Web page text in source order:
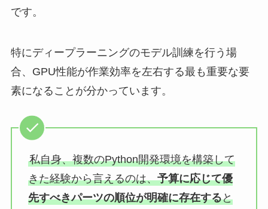
です。
特にディープラーニングのモデル訓練を行う場
合、GPU性能が作業効率を左右する最も重要な要
素になることが分かっています。
私自身、複数のPython開発環境を構築して
きた経験から言えるのは、予算に応じて優
先すべきパーツの順位が明確に存在すると